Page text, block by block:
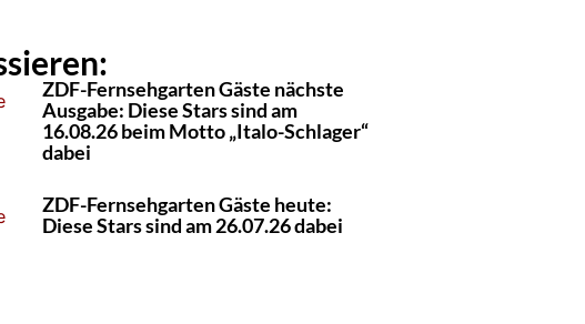
ZDF-Fernsehgarten Gäste nächste
Ausgabe: Diese Stars sind am
16.08.26 beim Motto „Italo-Schlager“
dabei
ZDF-Fernsehgarten Gäste heute:
Diese Stars sind am 26.07.26 dabei